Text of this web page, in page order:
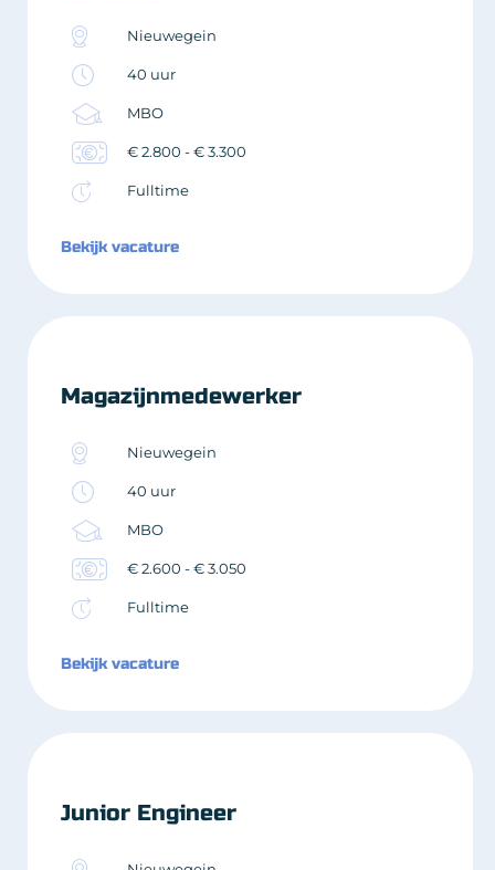
Nieuwegein
40 uur
MBO
€ 2.800 - € 3.300
Fulltime
Bekijk vacature
Magazijnmedewerker
Nieuwegein
40 uur
MBO
€ 2.600 - € 3.050
Fulltime
Bekijk vacature
Junior Engineer